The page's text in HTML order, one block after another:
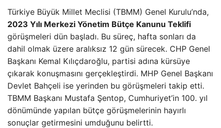
Türkiye Büyük Millet Meclisi (TBMM) Genel Kurulu’nda,
2023 Yılı Merkezi Yönetim Bütçe Kanunu Teklifi
görüşmeleri dün başladı. Bu süreç, hafta sonları da
dahil olmak üzere aralıksız 12 gün sürecek. CHP Genel
Başkanı Kemal Kılıçdaroğlu, partisi adına kürsüye
çıkarak konuşmasını gerçekleştirdi. MHP Genel Başkanı
Devlet Bahçeli ise yerinden bu görüşmeleri takip etti.
TBMM Başkanı Mustafa Şentop, Cumhuriyet’in 100. yıl
dönümünde yapılan bütçe görüşmelerinin hayırlı
sonuçlar getirmesini umduğunu belirtti.